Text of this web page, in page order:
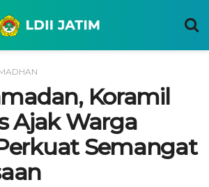
Koramil
Ajak Warga
Semangat